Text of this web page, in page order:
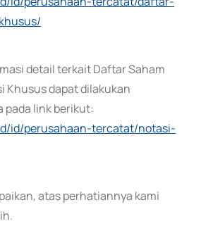
detail terkait Daftar Saham
Khusus dapat dilakukan
pada link berikut:
id/perusahaan-tercatat/notasi-
atas perhatiannya kami